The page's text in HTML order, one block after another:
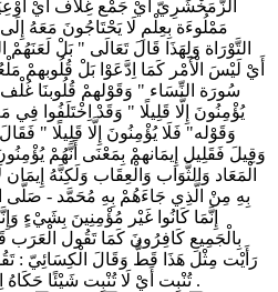
الزَّمَخْشَرِيّ أَيْ جَمْع غِلَاف أَيْ
مَمْلُوءَة بِعِلْمِ لَا يَحْتَاجُونَ مَعَهُ
التَّوْرَاة وَلِهَذَا قَالَ تَعَالَى " بَلْ
أَيْ لَيْسَ الْأَمْر كَمَا اِدَّعَوْا بَلْ قُلُوبهمْ
سُورَة النِّسَاء " وَقَوْلهمْ قُلُوبنَا
يُؤْمِنُونَ إِلَّا قَلِيلًا " وَقَدْ اِخْتَلَفُوا
وَقَوْله" فَلَا يُؤْمِنُونَ إِلَّا قَلِيلًا "
وَقِيلَ فَقَلِيل إِيمَانهمْ بِمَعْنَى أَنَّهُمْ
الْمَعَاد وَالثَّوَاب وَالْعِقَاب وَلَكِنَّهُ إِيمَان
بِهِ مِنْ الَّذِي جَاءَهُمْ بِهِ مُحَمَّد - صَلَّى
إِنَّمَا كَانُوا غَيْر مُؤْمِنِينَ بِشَيْءٍ
بِالْجَمِيعِ كَافِرُونَ كَمَا تَقُول الْعَرَب
رَأَيْت مِثْل هَذَا قَطُّ وَقَالَ الْكِسَائِيّ :
تُنْبِت أَيْ لَا تُنْبِت شَيْئًا حَكَاهُ اِبْن جَرِير رَحِمَهُ اللَّه وَاَللَّه أَعْلَم .